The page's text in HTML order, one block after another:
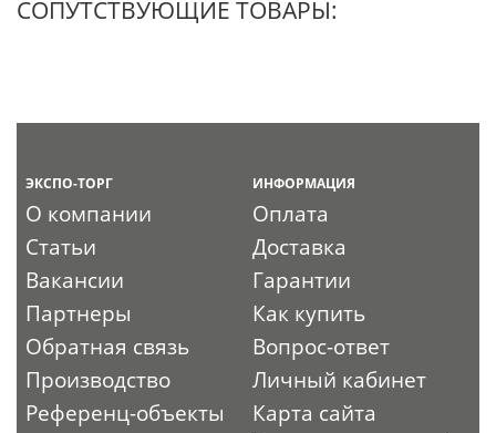
СОПУТСТВУЮЩИЕ ТОВАРЫ:
ЭКСПО-ТОРГ
О компании
Статьи
Вакансии
Партнеры
Обратная связь
Производство
Референц-объекты
ИНФОРМАЦИЯ
Оплата
Доставка
Гарантии
Как купить
Вопрос-ответ
Личный кабинет
Карта сайта